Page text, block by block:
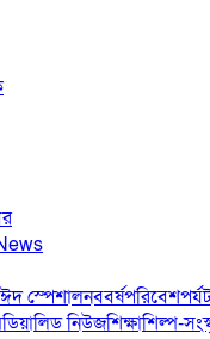
ঈদ স্পেশালনববর্ষপরিবেশ
লিড নিউজশিক্ষাশিল্প-